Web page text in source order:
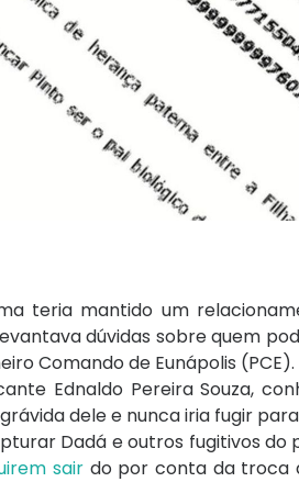
teria mantido um
dúvidas sobre quem
Comando de Eunápolis (PCE).
Ednaldo Pereira Souza,
dele e nunca iria fugir para
Dadá e outros fugitivos do
sair do por conta da troca